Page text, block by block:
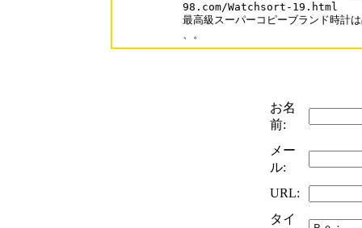
98.com/Watchsort-19.html
最高級スーパーコピーブランド時計
、。
お名
前:
メー
ル:
URL:
タイ